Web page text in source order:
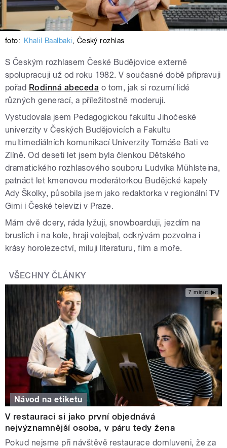
foto: Khalil Baalbaki, Český rozhlas
S Českým rozhlasem České Budějovice externě
spolupracuji už od roku 1982. V současné době připravuji
pořad Rodinná abeceda o tom, jak si rozumí lidé
různých generací, a příležitostně moderuji.
Vystudovala jsem Pedagogickou fakultu Jihočeské
univerzity v Českých Budějovicích a Fakultu
multimediálních komunikací Univerzity Tomáše Bati ve
Zlíně. Od deseti let jsem byla členkou Dětského
dramatického rozhlasového souboru Ludvíka Mühlsteina,
patnáct let kmenovou moderátorkou Budějcké kapely
Ady Školky, působila jsem jako redaktorka v regionální TV
Gimi i České televizi v Praze.
Mám dvě dcery, ráda lyžuji, snowboarduji, jezdím na
bruslích i na kole, hraji volejbal, odkrývám pozvolna i
krásy horolezectví, miluji literaturu, film a moře.
VŠECHNY ČLÁNKY
7 minut
Návod na etiketu
V restauraci si jako první objednává
nejvýznamnější osoba, v páru tedy žena
Pokud nejsme při návštěvě restaurace domluveni, že za